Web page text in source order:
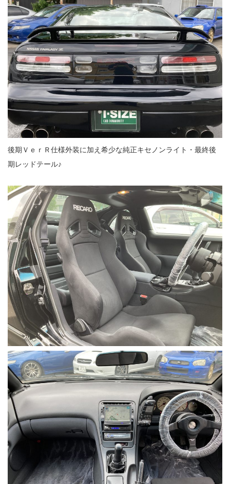
後期ＶｅｒＲ仕様外装に加え希少な純正キセノンライト・最終後
期レッドテール♪